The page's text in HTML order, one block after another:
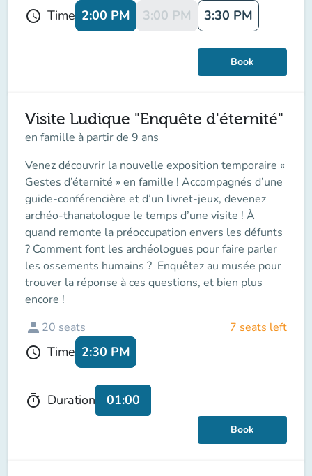
schedule Time 2:00 PM 3:00 PM 3:30 PM
Book
Visite Ludique "Enquête d'éternité"
en famille à partir de 9 ans
Venez découvrir la nouvelle exposition temporaire «
Gestes d’éternité » en famille ! Accompagnés d’une
guide-conférencière et d’un livret-jeux, devenez
archéo-thanatologue le temps d’une visite ! À
quand remonte la préoccupation envers les défunts
? Comment font les archéologues pour faire parler
les ossements humains ? Enquêtez au musée pour
trouver la réponse à ces questions, et bien plus
encore !
person 20 seats 7 seats left
schedule Time 2:30 PM
timer Duration 01:00
Book